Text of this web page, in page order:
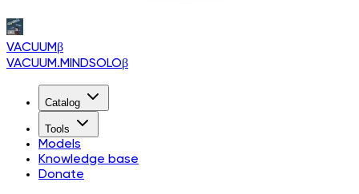
VACUUMβ
VACUUM.MINDSOLOβ
Catalog
Tools
Models
Knowledge base
Donate